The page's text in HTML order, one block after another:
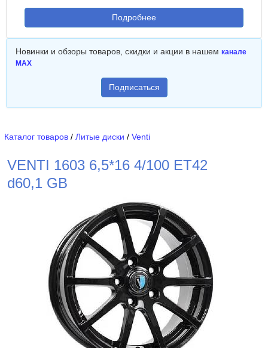
Подробнее
Новинки и обзоры товаров, скидки и акции в нашем канале
MAX
Подписаться
Каталог товаров / Литые диски / Venti
VENTI 1603 6,5*16 4/100 ET42
d60,1 GB